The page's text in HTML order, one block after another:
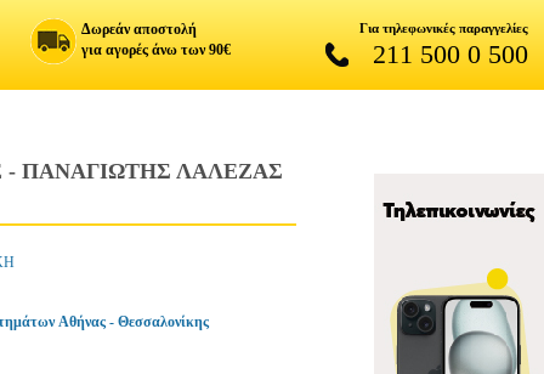
Δωρεάν αποστολή
για αγορές άνω των 90€
Για τηλεφωνικές παραγγελίες
211 500 0 500
- ΠΑΝΑΓΙΩΤΗΣ ΛΑΛΕΖΑΣ
Αθήνας - Θεσσαλονίκης